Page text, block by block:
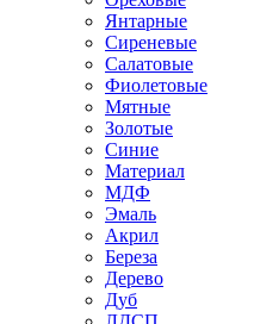
Янтарные
Сиреневые
Салатовые
Фиолетовые
Мятные
Золотые
Синие
Материал
МДФ
Эмаль
Акрил
Береза
Дерево
Дуб